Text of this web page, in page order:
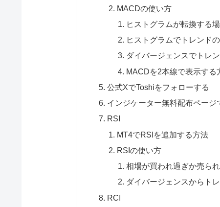
MACDの使い方
ヒストグラムが転換する
ヒストグラムでトレンド
ダイバージェンスでトレ
MACDを2本線で表示する
公式XでToshiをフォローする
インジケーター無料配布ページ
RSI
MT4でRSIを追加する方法
RSIの使い方
相場が買われ過ぎか売ら
ダイバージェンスからト
RCI